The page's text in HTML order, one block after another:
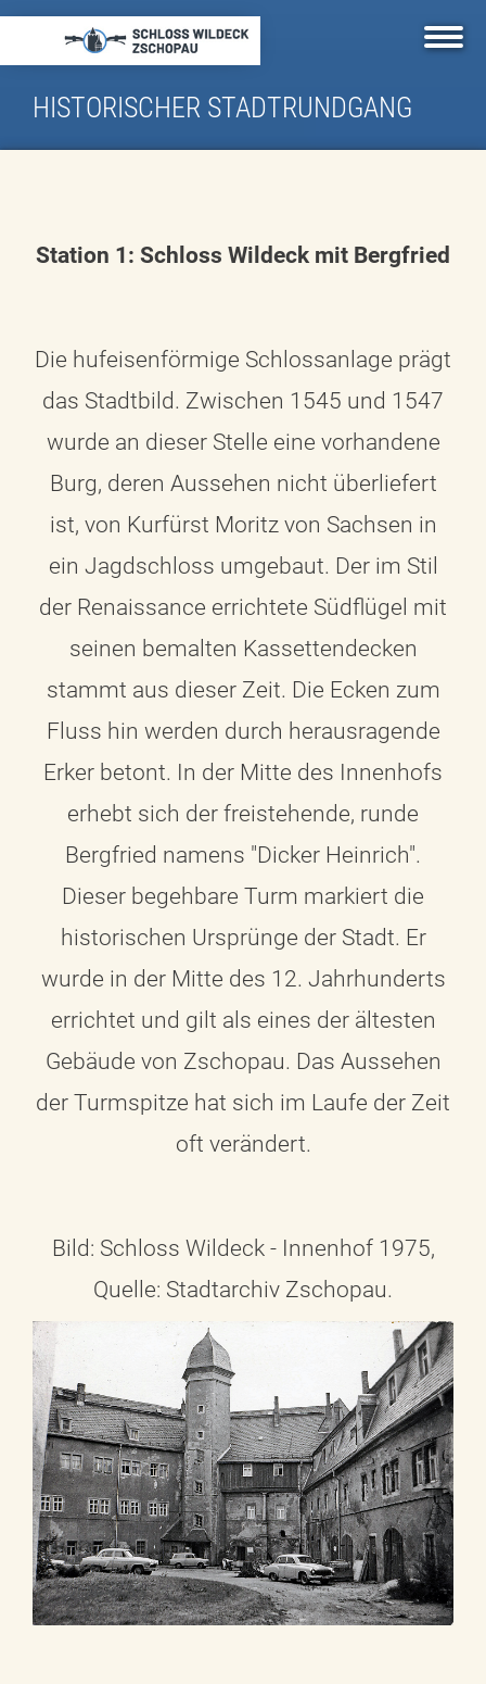
Skip
main
content
HISTORISCHER STADTRUNDGANG
Station 1: Schloss Wildeck mit Bergfried
Die hufeisenförmige Schlossanlage prägt
das Stadtbild. Zwischen 1545 und 1547
wurde an dieser Stelle eine vorhandene
Burg, deren Aussehen nicht überliefert
ist, von Kurfürst Moritz von Sachsen in
ein Jagdschloss umgebaut. Der im Stil
der Renaissance errichtete Südflügel mit
seinen bemalten Kassettendecken
stammt aus dieser Zeit. Die Ecken zum
Fluss hin werden durch herausragende
Erker betont. In der Mitte des Innenhofs
erhebt sich der freistehende, runde
Bergfried namens "Dicker Heinrich".
Dieser begehbare Turm markiert die
historischen Ursprünge der Stadt. Er
wurde in der Mitte des 12. Jahrhunderts
errichtet und gilt als eines der ältesten
Gebäude von Zschopau. Das Aussehen
der Turmspitze hat sich im Laufe der Zeit
oft verändert.
Bild: Schloss Wildeck - Innenhof 1975,
Quelle: Stadtarchiv Zschopau.